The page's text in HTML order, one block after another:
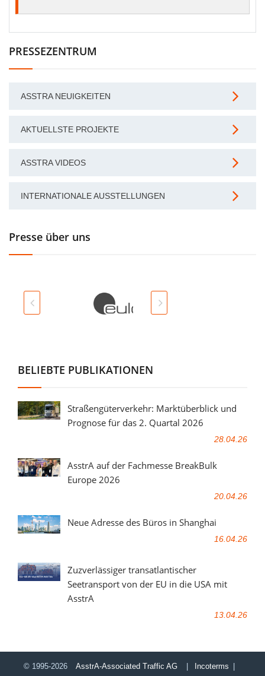
PRESSEZENTRUM
ASSTRA NEUIGKEITEN
AKTUELLSTE PROJEKTE
ASSTRA VIDEOS
INTERNATIONALE AUSSTELLUNGEN
Presse über uns
BELIEBTE PUBLIKATIONEN
Straßengüterverkehr: Marktüberblick und
Prognose für das 2. Quartal 2026
28.04.26
AsstrA auf der Fachmesse BreakBulk
Europe 2026
20.04.26
Neue Adresse des Büros in Shanghai
16.04.26
Zuzverlässiger transatlantischer
Seetransport von der EU in die USA mit
AsstrA
13.04.26
© 1995-2026 AsstrA-Associated Traffic AG Incoterms